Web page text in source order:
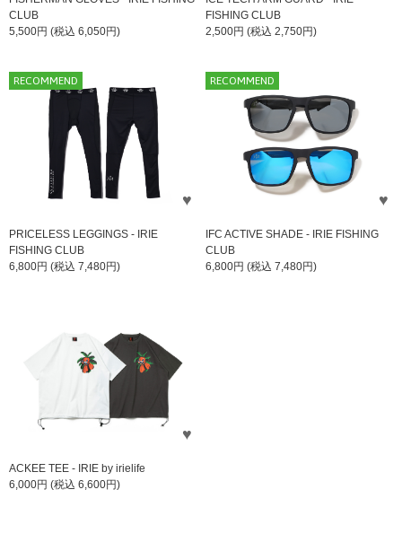
CLUB
5,500円 (税込 6,050円)
FISHING CLUB
2,500円 (税込 2,750円)
RECOMMEND
PRICELESS LEGGINGS - IRIE
FISHING CLUB
6,800円 (税込 7,480円)
RECOMMEND
IFC ACTIVE SHADE - IRIE FISHING
CLUB
6,800円 (税込 7,480円)
ACKEE TEE - IRIE by irielife
6,000円 (税込 6,600円)